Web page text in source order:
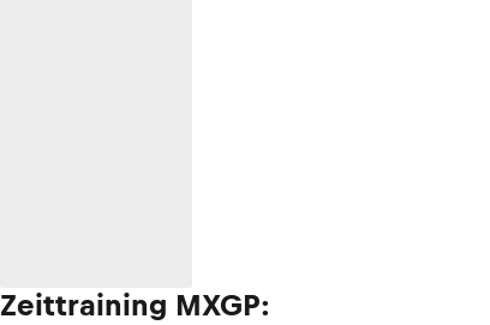
Zeittraining MXGP: